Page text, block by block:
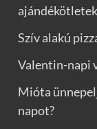
Szív alakú
Valentin-napi
Mióta
napot?